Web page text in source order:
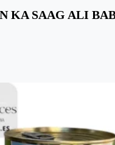
KA SAAG ALI